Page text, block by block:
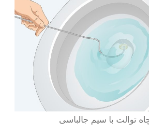
توالت با سیم جالباسی